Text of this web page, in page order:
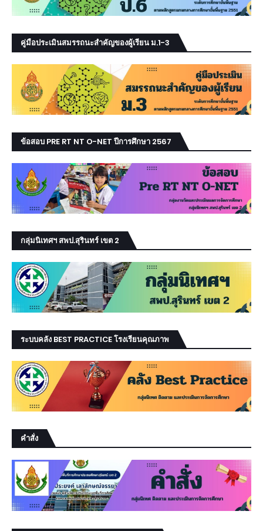
คู่มือประเมินสมรรถนะสำคัญของผู้เรียน ม.1-3
ข้อสอบ PRE RT NT O-NET ปีการศึกษา 2567
กลุ่มนิเทศฯ สพป.สุรินทร์ เขต 2
ระบบคลัง BEST PRACTICE โรงเรียนคุณภาพ
คำสั่ง